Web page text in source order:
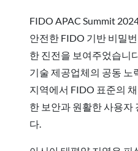
FIDO APAC Summit
안전한 FIDO 기반 비밀
한 진전을 보여주었습니
기술 제공업체의 공동 노
지역에서 FIDO 표준의
한 보안과 원활한 사용자
다.